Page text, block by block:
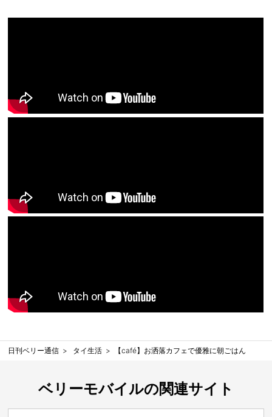
日刊ベリー通信 タイ生活 【café】お洒落カフェで優雅に朝ごはん
ベリーモバイルの関連サイト